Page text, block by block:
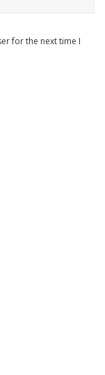
for the next time I